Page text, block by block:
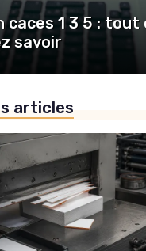
caces 1 3 5 : tout
savoir
articles